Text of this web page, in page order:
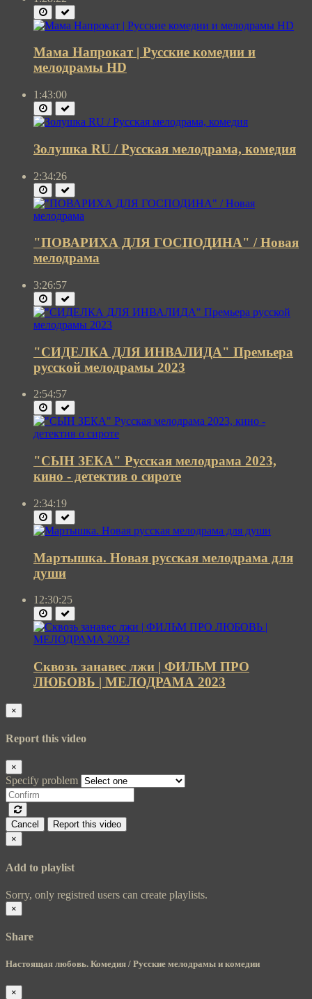
Мама Напрокат | Русские комедии и
мелодрамы HD
1:43:00
Золушка RU / Русская мелодрама, комедия
2:34:26
"ПОВАРИХА ДЛЯ ГОСПОДИНА" / Новая
мелодрама
3:26:57
"СИДЕЛКА ДЛЯ ИНВАЛИДА" Премьера
русской мелодрамы 2023
2:54:57
"СЫН ЗЕКА" Русская мелодрама 2023,
кино - детектив о сироте
2:34:19
Мартышка. Новая русская мелодрама для
души
12:30:25
Сквозь занавес лжи | ФИЛЬМ ПРО
ЛЮБОВЬ | МЕЛОДРАМА 2023
×
Report this video
×
Specify problem
Cancel
Report this video
×
Add to playlist
Sorry, only registred users can create playlists.
×
Share
Настоящая любовь. Комедия / Русские мелодрамы и комедии
×